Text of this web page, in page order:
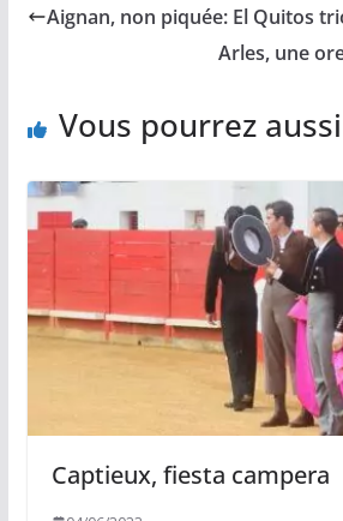
o
i
A
p
g
e
Aignan, non piquée: El Quitos
Arles, une
Vous pourrez
Captieux, fiesta campera